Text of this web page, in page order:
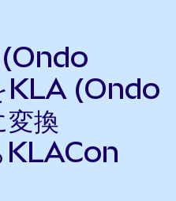
KLA (Ondo
換
KLACon